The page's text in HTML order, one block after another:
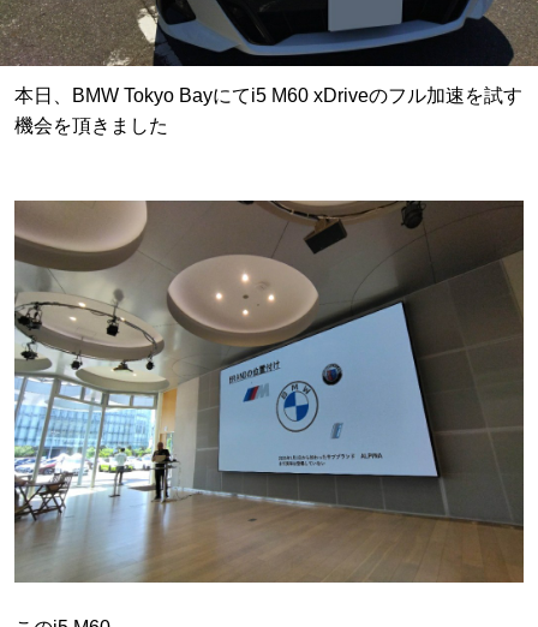
​本日、BMW Tokyo Bayにてi5 M60 xDriveのフル加速を試す
機会を頂きました